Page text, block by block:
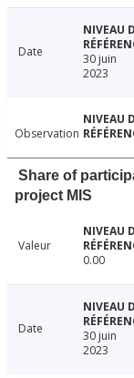
Date
30 juin
2023
Observation
Share of
project MIS
Valeur
0.00
Date
30 juin
2023